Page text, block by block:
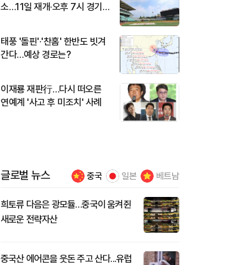
소…11일 재개·오후 7시 경기
태풍 '돌핀'·'찬홈' 한반도 빗겨
간다…예상 경로는?
이재룡 재판行…다시 떠오른
연예계 '사고 후 미조치' 사례
글로벌 뉴스 중국 일본 베트남
희토류 다음은 광모듈…중국이 움켜쥔
새로운 전략자산
중국산 에어콘을 웃돈 주고 산다...유럽